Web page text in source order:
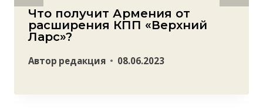
Что получит Армения от
расширения КПП «Верхний
Ларс»?
Автор редакция 08.06.2023